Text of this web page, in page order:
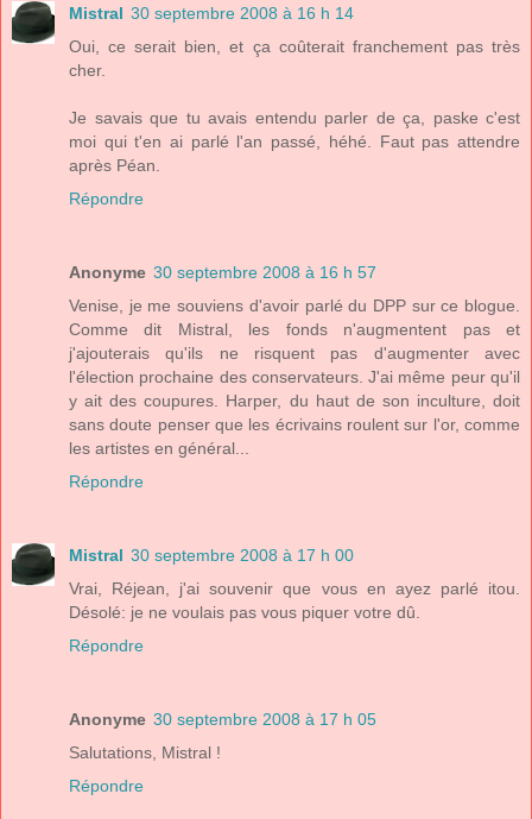
Mistral 30 septembre 2008 à 16 h 14
Oui, ce serait bien, et ça coûterait franchement pas très
cher.
Je savais que tu avais entendu parler de ça, paske c'est
moi qui t'en ai parlé l'an passé, héhé. Faut pas attendre
après Péan.
Répondre
Anonyme 30 septembre 2008 à 16 h 57
Venise, je me souviens d'avoir parlé du DPP sur ce blogue.
Comme dit Mistral, les fonds n'augmentent pas et
j'ajouterais qu'ils ne risquent pas d'augmenter avec
l'élection prochaine des conservateurs. J'ai même peur qu'il
y ait des coupures. Harper, du haut de son inculture, doit
sans doute penser que les écrivains roulent sur l'or, comme
les artistes en général...
Répondre
Mistral 30 septembre 2008 à 17 h 00
Vrai, Réjean, j'ai souvenir que vous en ayez parlé itou.
Désolé: je ne voulais pas vous piquer votre dû.
Répondre
Anonyme 30 septembre 2008 à 17 h 05
Salutations, Mistral !
Répondre